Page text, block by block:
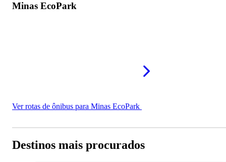
Minas EcoPark
Ver rotas de ônibus para Minas EcoPark
Destinos mais procurados